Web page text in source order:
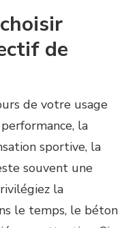
de
de votre usage
la
sportive, la
souvent une
la
le temps, le béton